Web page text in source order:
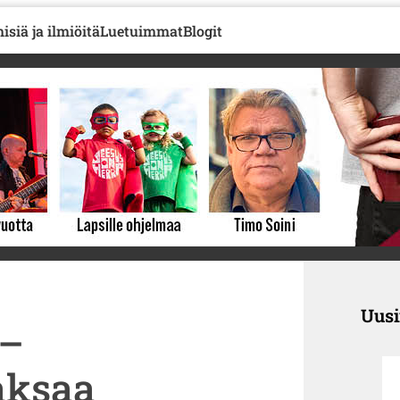
ja ilmiöitäLuetuimmatBlogit